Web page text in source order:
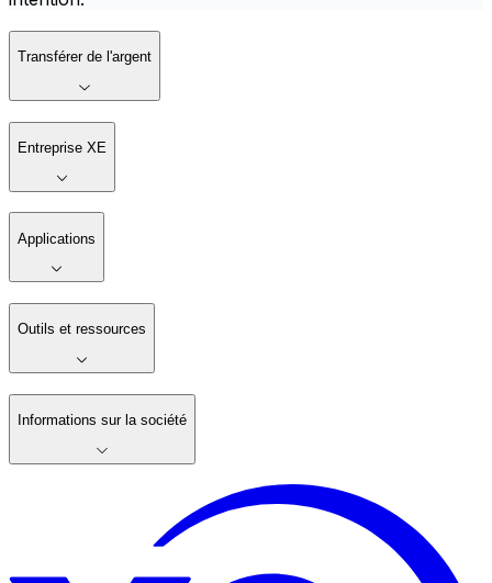
Transférer de l'argent
Entreprise XE
Applications
Outils et ressources
Informations sur la société